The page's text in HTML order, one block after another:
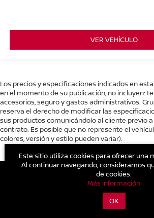
VER VEHÍCULO
Los precios y especificaciones indicados en
en el momento de su publicación, no incluyen:
accesorios, seguro y gastos administrativos.
reserva el derecho de modificar las
sus productos comunicándolo al cliente previo
contrato. Es posible que no represente el
colores, versión y estilo pueden variar).
Michoacán de Ocampo,México
Aviso de Privacidad
Este sitio utiliza cookies para ofrecer una
Al continuar navegando, consideramos
de cookies.
Más información
OK